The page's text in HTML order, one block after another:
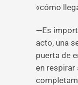
«cómo
—Es
acto, una
puerta de
en respirar